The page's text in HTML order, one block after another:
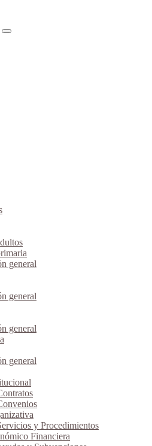
general
general
general
general
y Procedimientos
Financiera